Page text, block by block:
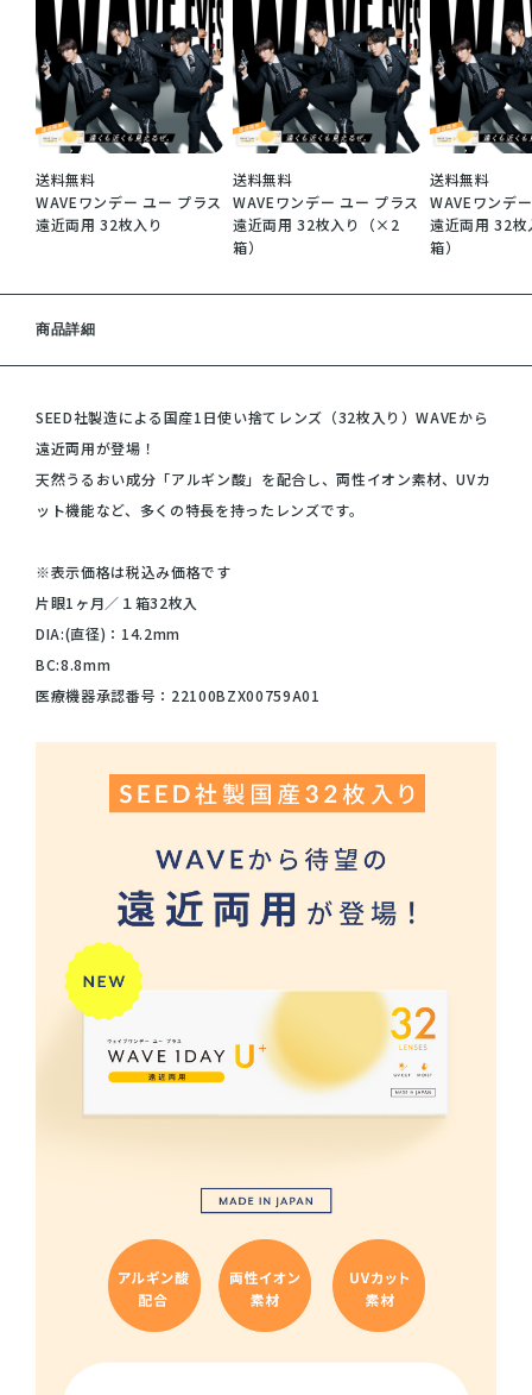
送料無料
WAVEワンデー ユー プラス
遠近両用 32枚入り
送料無料
WAVEワンデー ユー プラス
遠近両用 32枚入り（×2
箱）
送料無料
WAVEワンデ
遠近両用 32
箱）
商品詳細
SEED社製造による国産1日使い捨てレンズ（32枚入り）WAVEから
遠近両用が登場！
天然うるおい成分「アルギン酸」を配合し、両性イオン素材、UVカ
ット機能など、多くの特長を持ったレンズです。
※表示価格は税込み価格です
片眼1ヶ月／１箱32枚入
DIA:(直径)：14.2mm
BC:8.8mm
医療機器承認番号：22100BZX00759A01